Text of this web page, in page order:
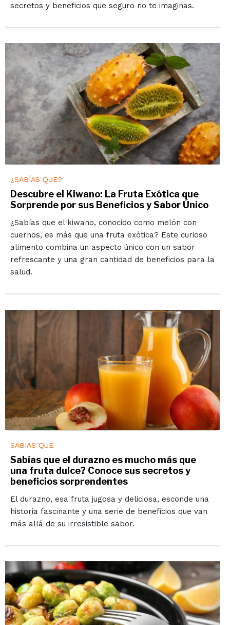
secretos y beneficios que seguro no te imaginas.
¿SABÍAS QUE?
Descubre el Kiwano: La Fruta Exótica que
Sorprende por sus Beneficios y Sabor Único
¿Sabías que el kiwano, conocido como melón con
cuernos, es más que una fruta exótica? Este curioso
alimento combina un aspecto único con un sabor
refrescante y una gran cantidad de beneficios para la
salud.
SABIAS QUE
Sabías que el durazno es mucho más que
una fruta dulce? Conoce sus secretos y
beneficios sorprendentes
El durazno, esa fruta jugosa y deliciosa, esconde una
historia fascinante y una serie de beneficios que van
más allá de su irresistible sabor.